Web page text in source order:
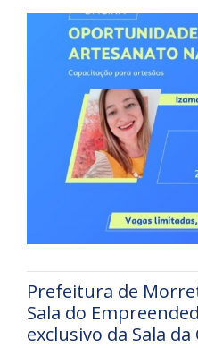
Prefeitura de
Sala do
exclusivo da Sala da